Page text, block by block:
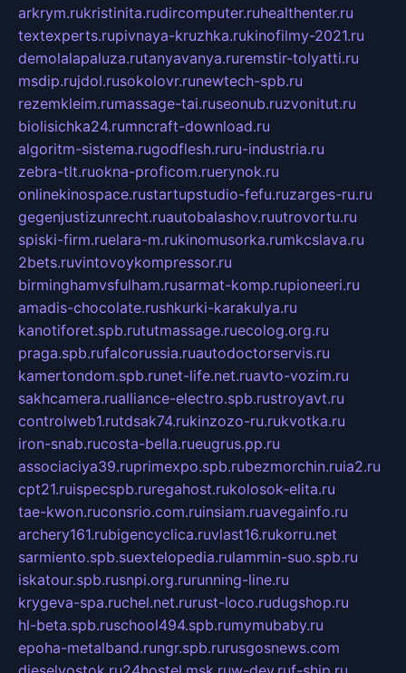
arkrym.rukristinita.rudircomputer.ruhealthenter.ru
textexperts.rupivnaya-kruzhka.rukinofilmy-2021.ru
demolalapaluza.rutanyavanya.ruremstir-tolyatti.ru
msdip.rujdol.rusokolovr.runewtech-spb.ru
rezemkleim.rumassage-tai.ruseonub.ruzvonitut.ru
biolisichka24.rumncraft-download.ru
algoritm-sistema.rugodflesh.ruru-industria.ru
zebra-tlt.ruokna-proficom.ruerynok.ru
onlinekinospace.rustartupstudio-fefu.ruzarges-ru.ru
gegenjustizunrecht.ruautobalashov.ruutrovortu.ru
spiski-firm.ruelara-m.rukinomusorka.rumkcslava.ru
2bets.ruvintovoykompressor.ru
birminghamvsfulham.rusarmat-komp.rupioneeri.ru
amadis-chocolate.rushkurki-karakulya.ru
kanotiforet.spb.rututmassage.ruecolog.org.ru
praga.spb.rufalcorussia.ruautodoctorservis.ru
kamertondom.spb.runet-life.net.ruavto-vozim.ru
sakhcamera.rualliance-electro.spb.rustroyavt.ru
controlweb1.rutdsak74.rukinzozo-ru.rukvotka.ru
iron-snab.rucosta-bella.rueugrus.pp.ru
associaciya39.ruprimexpo.spb.rubezmorchin.ruia2.ru
cpt21.ruispecspb.ruregahost.rukolosok-elita.ru
tae-kwon.ruconsrio.com.ruinsiam.ruavegainfo.ru
archery161.rubigencyclica.ruvlast16.rukorru.net
sarmiento.spb.suextelopedia.rulammin-suo.spb.ru
iskatour.spb.rusnpi.org.rurunning-line.ru
krygeva-spa.ruchel.net.rurust-loco.rudugshop.ru
hl-beta.spb.ruschool494.spb.rumymubaby.ru
epoha-metalband.rungr.spb.rurusgosnews.com